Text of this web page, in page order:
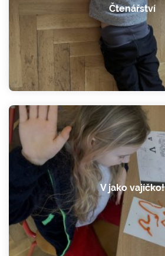
Čtenářství
V jako vajíčko!